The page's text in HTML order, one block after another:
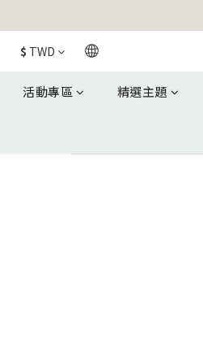
$ TWD
活動專區 精選主題